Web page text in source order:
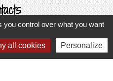
d'Allan
de-Mars
- FRANCE
control over what you want
all cookies Personalize